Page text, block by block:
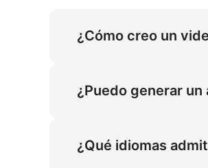
¿Cómo creo un
generador de
lea texto en línea o
¿Puedo generar
graba uno. Nuestro
automáticamente la
¿Qué idiomas